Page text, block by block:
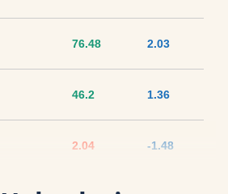
76.48 2.03
46.2 1.36
2.04 -1.48